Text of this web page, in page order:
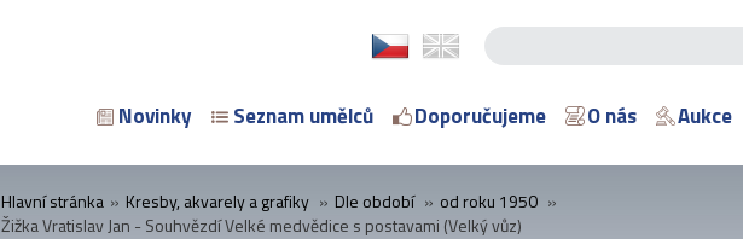
Novinky Seznam umělců Doporučujeme O nás Aukce
Hlavní stránka » Kresby, akvarely a grafiky » Dle období » od roku 1950 »
Žižka Vratislav Jan - Souhvězdí Velké medvědice s postavami (Velký vůz)